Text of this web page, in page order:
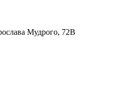
Мудрого, 72В